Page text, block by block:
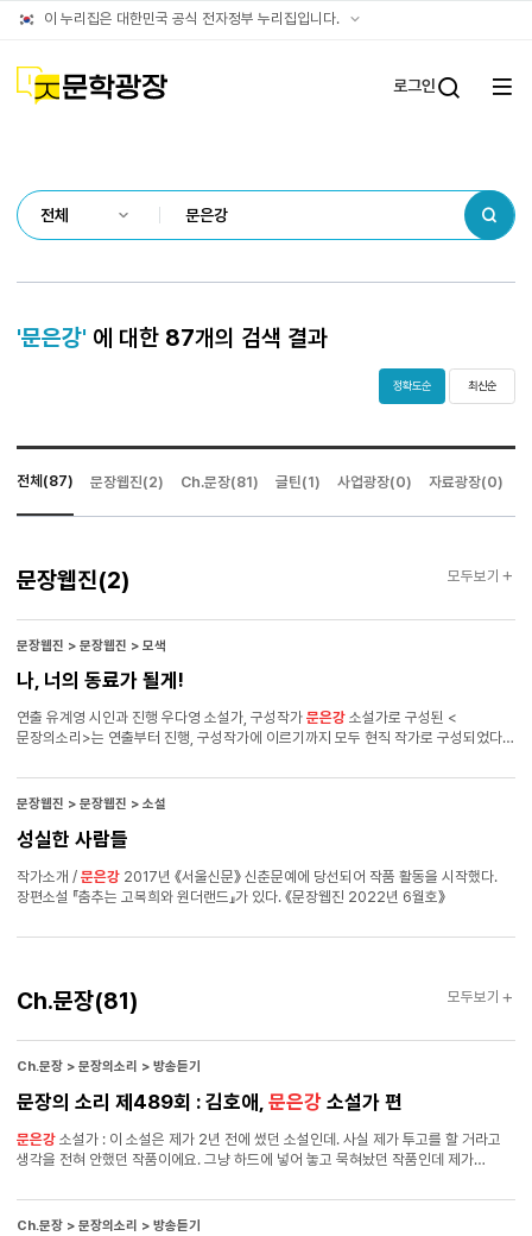
이 누리집은 대한민국 공식 전자정부 누리집입니다. 공식
문학광장 로그인
전체
결과
검색
'문은강' 에 대한 87개의 검색 결과
정확도순 최신순
전체(87) 문장웹진(2) Ch.문장(81) 글틴(1) 사업광장(0) 자료광장(0)
문장웹진(2)
문장웹진 > 문장웹진 > 모색
나, 너의 동료가 될게!
연출 유계영 시인과 진행 우다영 소설가, 구성작가 문은강 소설가로 구성된 <
문장의소리>는 연출부터 진행, 구성작가에 이르기까지 모두 현직 작가로 구성되었다는
담당하는 유계영 작가와 ‘문장의소리 연출가’로서의 정체성을 중심으로 인터뷰를
진행했어요. 간단한 자기소개 부탁드려요. 시 쓰는 유계영입니다. 네 권의 시집과 한
문장의소리>를 언제, 어떤 과정을 거쳐 알게 되셨는지 궁금합니다. 문예창작과를
초청된 작가들을 만나볼 기회도 많았죠. 특강에 와주셨던 분 중 조연호 시인을 참
좋아했는데요. 시인이 <문장의소리> 연출을 맡고 계시다는 사실을 통해 처음 <
문장웹진 > 문장웹진 > 소설
성실한 사람들
작가소개 / 문은강
장편소설 『춤추는 고복희와 원더랜드』가 있다. 《문장웹진 2022년 6월호》
문장웹진
모두보기
Ch.문장(81)
Ch.문장 > 문장의소리 > 방송듣기
문장의 소리 제489회 : 김호애, 문은강 소설가 편
문은강 소설가 : 이 소설은 제가 2년 전에 썼던 소설인데. 사실 제가 투고를 할 거라고
생각을 전혀 안했던 작품이에요. 그냥 하드에 넣어 놓고 묵혀놨던 작품인데 제가
소설에 어떤 뭔가 사람의 마음을 움직이는 지점이 있지 않을까 라는 생각이 들어서
조금 많이 고쳐서 이번에 서울신문에 내게 됐습니다. Q. 청취자 분들께 이 책 한번 꼭
Ch.문장 > 문장의소리 > 방송듣기
Ch.
모두보기